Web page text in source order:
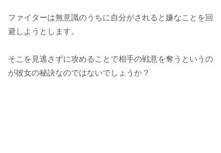
ファイターは無意識のうちに自分がされると嫌なことを回
避しようとします。
そこを見逃さずに攻めることで相手の戦意を奪うというの
が彼女の秘訣なのではないでしょうか？